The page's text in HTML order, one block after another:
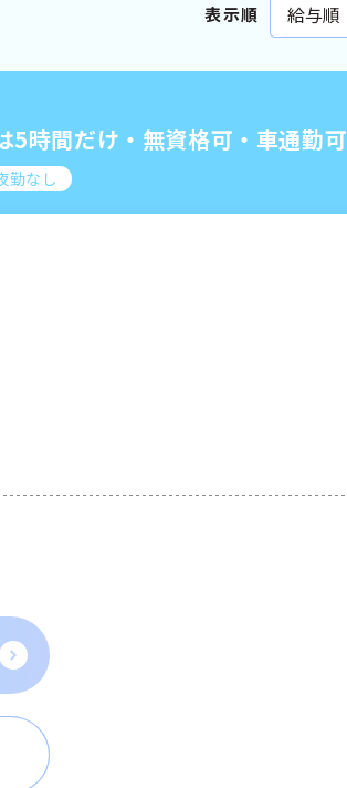
表示順 給与順
5時間だけ・無資格可・車通勤可
勤なし